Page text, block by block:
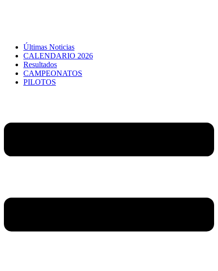
Últimas Noticias
CALENDARIO 2026
Resultados
CAMPEONATOS
PILOTOS